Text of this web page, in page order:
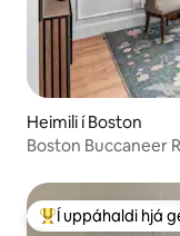
Heimili í Boston
Boston Buccaneer
Í mestu uppáhaldi
Í uppáhaldi hjá